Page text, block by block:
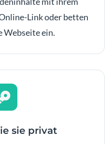
Link oder betten
Webseite ein.
sie privat